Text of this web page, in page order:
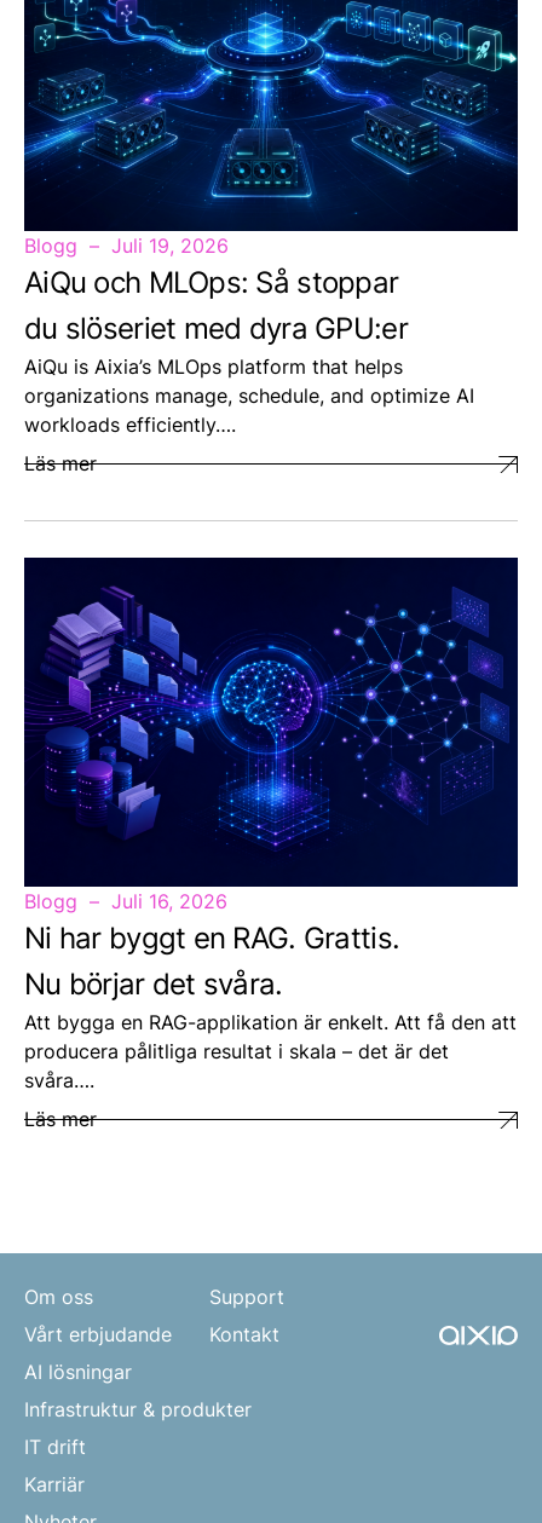
Blogg Juli 19, 2026
AiQu och MLOps: Så stoppar
du slöseriet med dyra GPU:er
AiQu is Aixia’s MLOps platform that helps
organizations manage, schedule, and optimize AI
workloads efficiently….
Läs mer
Blogg Juli 16, 2026
Ni har byggt en RAG. Grattis.
Nu börjar det svåra.
Att bygga en RAG-applikation är enkelt. Att få den att
producera pålitliga resultat i skala – det är det
svåra….
Läs mer
Om oss
Vårt erbjudande
AI lösningar
Infrastruktur & produkter
IT drift
Karriär
Support
Kontakt